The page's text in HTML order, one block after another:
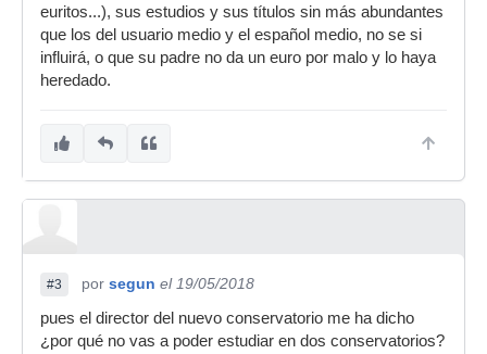
euritos...), sus estudios y sus títulos sin más abundantes
que los del usuario medio y el español medio, no se si
influirá, o que su padre no da un euro por malo y lo haya
heredado.
#3 por segun el 19/05/2018
pues el director del nuevo conservatorio me ha dicho
¿por qué no vas a poder estudiar en dos conservatorios?